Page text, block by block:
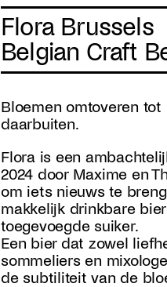
Flora Brussels
Belgian Craft
Bloemen omtoveren tot
daarbuiten.
Flora is een
2024 door Maxime en
om iets nieuws te
makkelijk drinkbare
toegevoegde suiker.
Een bier dat zowel
sommeliers en
de subtiliteit van de